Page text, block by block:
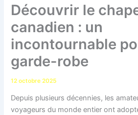
Découvrir le
canadien : un
incontournable
garde-robe
12 octobre 2025
Depuis plusieurs décennies, les
voyageurs du monde entier ont